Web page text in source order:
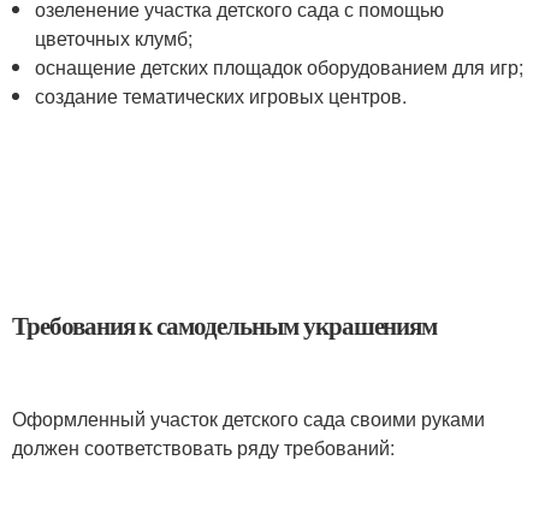
озеленение участка детского сада с помощью
цветочных клумб;
оснащение детских площадок оборудованием для игр;
создание тематических игровых центров.
Требования к самодельным украшениям
Оформленный участок детского сада своими руками
должен соответствовать ряду требований: